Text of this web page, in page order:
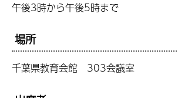
午後3時から午後5時まで
場所
千葉県教育会館 303会議室